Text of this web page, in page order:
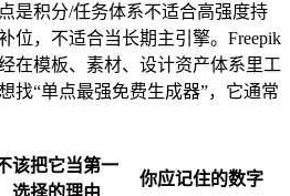
是积分/任务体系不适合高强度持
位，不适合当长期主引擎。Freepik
在模板、素材、设计资产体系里工
找“单点最强免费生成器”，它通常
该把它当第一
选择的理由
你应记住的数字